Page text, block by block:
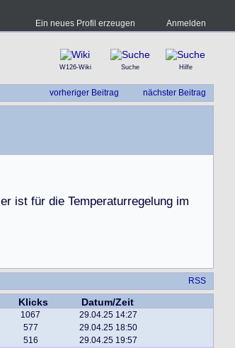
Ein neues Profil erzeugen Anmelden
W126-Wiki Suche Hilfe
vorheriger Beitrag nächster Beitrag
er ist für die Temperaturregelung im
RSS
Klicks
Datum/Zeit
1067 29.04.25 14:27
577 29.04.25 18:50
516 29.04.25 19:57